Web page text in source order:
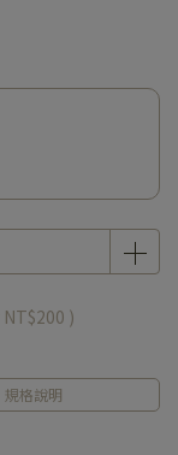
NT$200 )
規格說明